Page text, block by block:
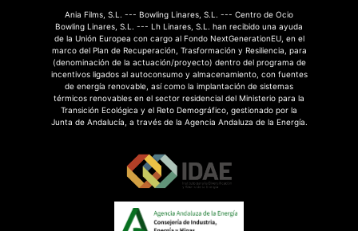
Ania Films, S.L. --- Bowling Linares, S.L. --- Centro de Ocio
Bowling Linares, S.L. --- Lh Linares, S.L. han recibido una ayuda
de la Unión Europea con cargo al Fondo NextGenerationEU, en el
marco del Plan de Recuperación, Trasformación y Resiliencia, para
(denominación de la actuación/proyecto) dentro del programa de
incentivos ligados al autoconsumo y almacenamiento, con fuentes
de energía renovable, así como la implantación de sistemas
térmicos renovables en el sector residencial del Ministerio para la
Transición Ecológica y el Reto Demográfico, gestionado por la
Junta de Andalucía, a través de la Agencia Andaluza de la Energía.